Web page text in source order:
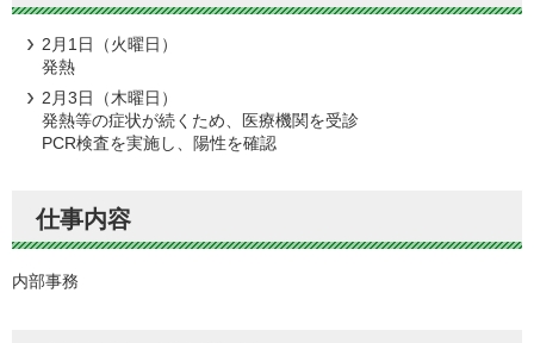
2月1日（火曜日）
発熱
2月3日（木曜日）
発熱等の症状が続くため、医療機関を受診
PCR検査を実施し、陽性を確認
仕事内容
内部事務